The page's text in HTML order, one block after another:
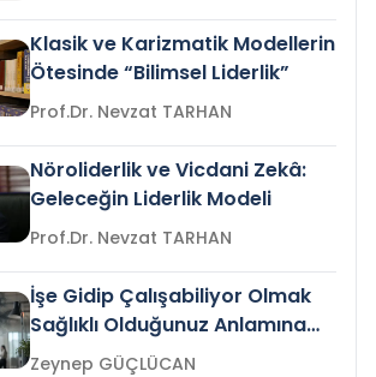
Klasik ve Karizmatik Modellerin
Ötesinde “Bilimsel Liderlik”
Prof.Dr. Nevzat TARHAN
Nöroliderlik ve Vicdani Zekâ:
Geleceğin Liderlik Modeli
Prof.Dr. Nevzat TARHAN
İşe Gidip Çalışabiliyor Olmak
Sağlıklı Olduğunuz Anlamına
Gelir mi?Zeynep GÜÇLÜCAN